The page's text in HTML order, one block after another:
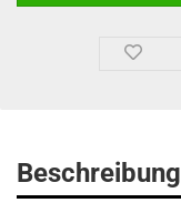
Beschreibung